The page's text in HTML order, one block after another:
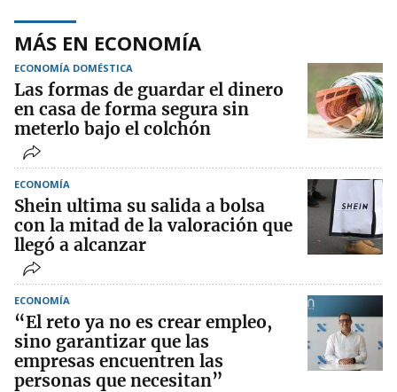
MÁS EN ECONOMÍA
ECONOMÍA DOMÉSTICA
Las formas de guardar el dinero
en casa de forma segura sin
meterlo bajo el colchón
ECONOMÍA
Shein ultima su salida a bolsa
con la mitad de la valoración que
llegó a alcanzar
ECONOMÍA
“El reto ya no es crear empleo,
sino garantizar que las
empresas encuentren las
personas que necesitan”